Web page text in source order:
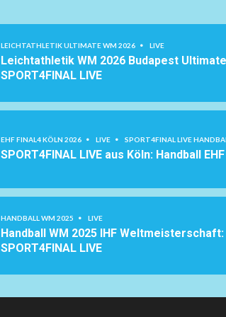
LEICHTATHLETIK ULTIMATE WM 2026 LIVE
Leichtathletik WM 2026 Budapest
SPORT4FINAL LIVE
EHF FINAL4 KÖLN 2026 LIVE SPORT4FINAL LIVE
SPORT4FINAL LIVE aus Köln: Handball
HANDBALL WM 2025 LIVE
Handball WM 2025 IHF Weltmeisterschaft:
SPORT4FINAL LIVE